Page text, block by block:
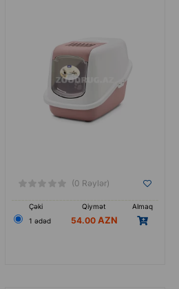
(0 Rəylər)
Çəki Qiymət
Almaq
1 ədəd
54.00